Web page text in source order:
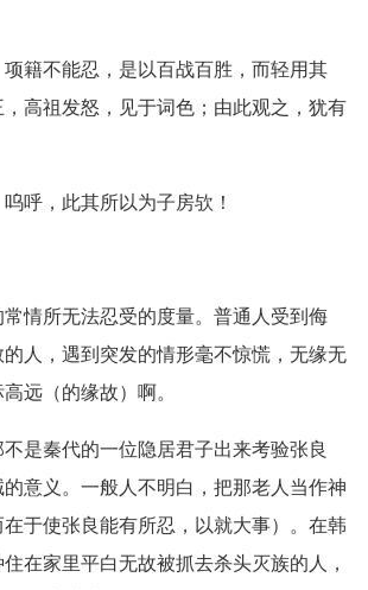
籍不能忍，是以百战百胜，而轻用其
高祖发怒，见于词色；由此观之，犹有
呼，此其所以为子房欤！
情所无法忍受的度量。普通人受到侮
人，遇到突发的情形毫不惊慌，无缘无
远（的缘故）啊。
是秦代的一位隐居君子出来考验张良
意义。一般人不明白，把那老人当作神
于使张良能有所忍，以就大事）。在韩
在家里平白无故被抓去杀头灭族的人，